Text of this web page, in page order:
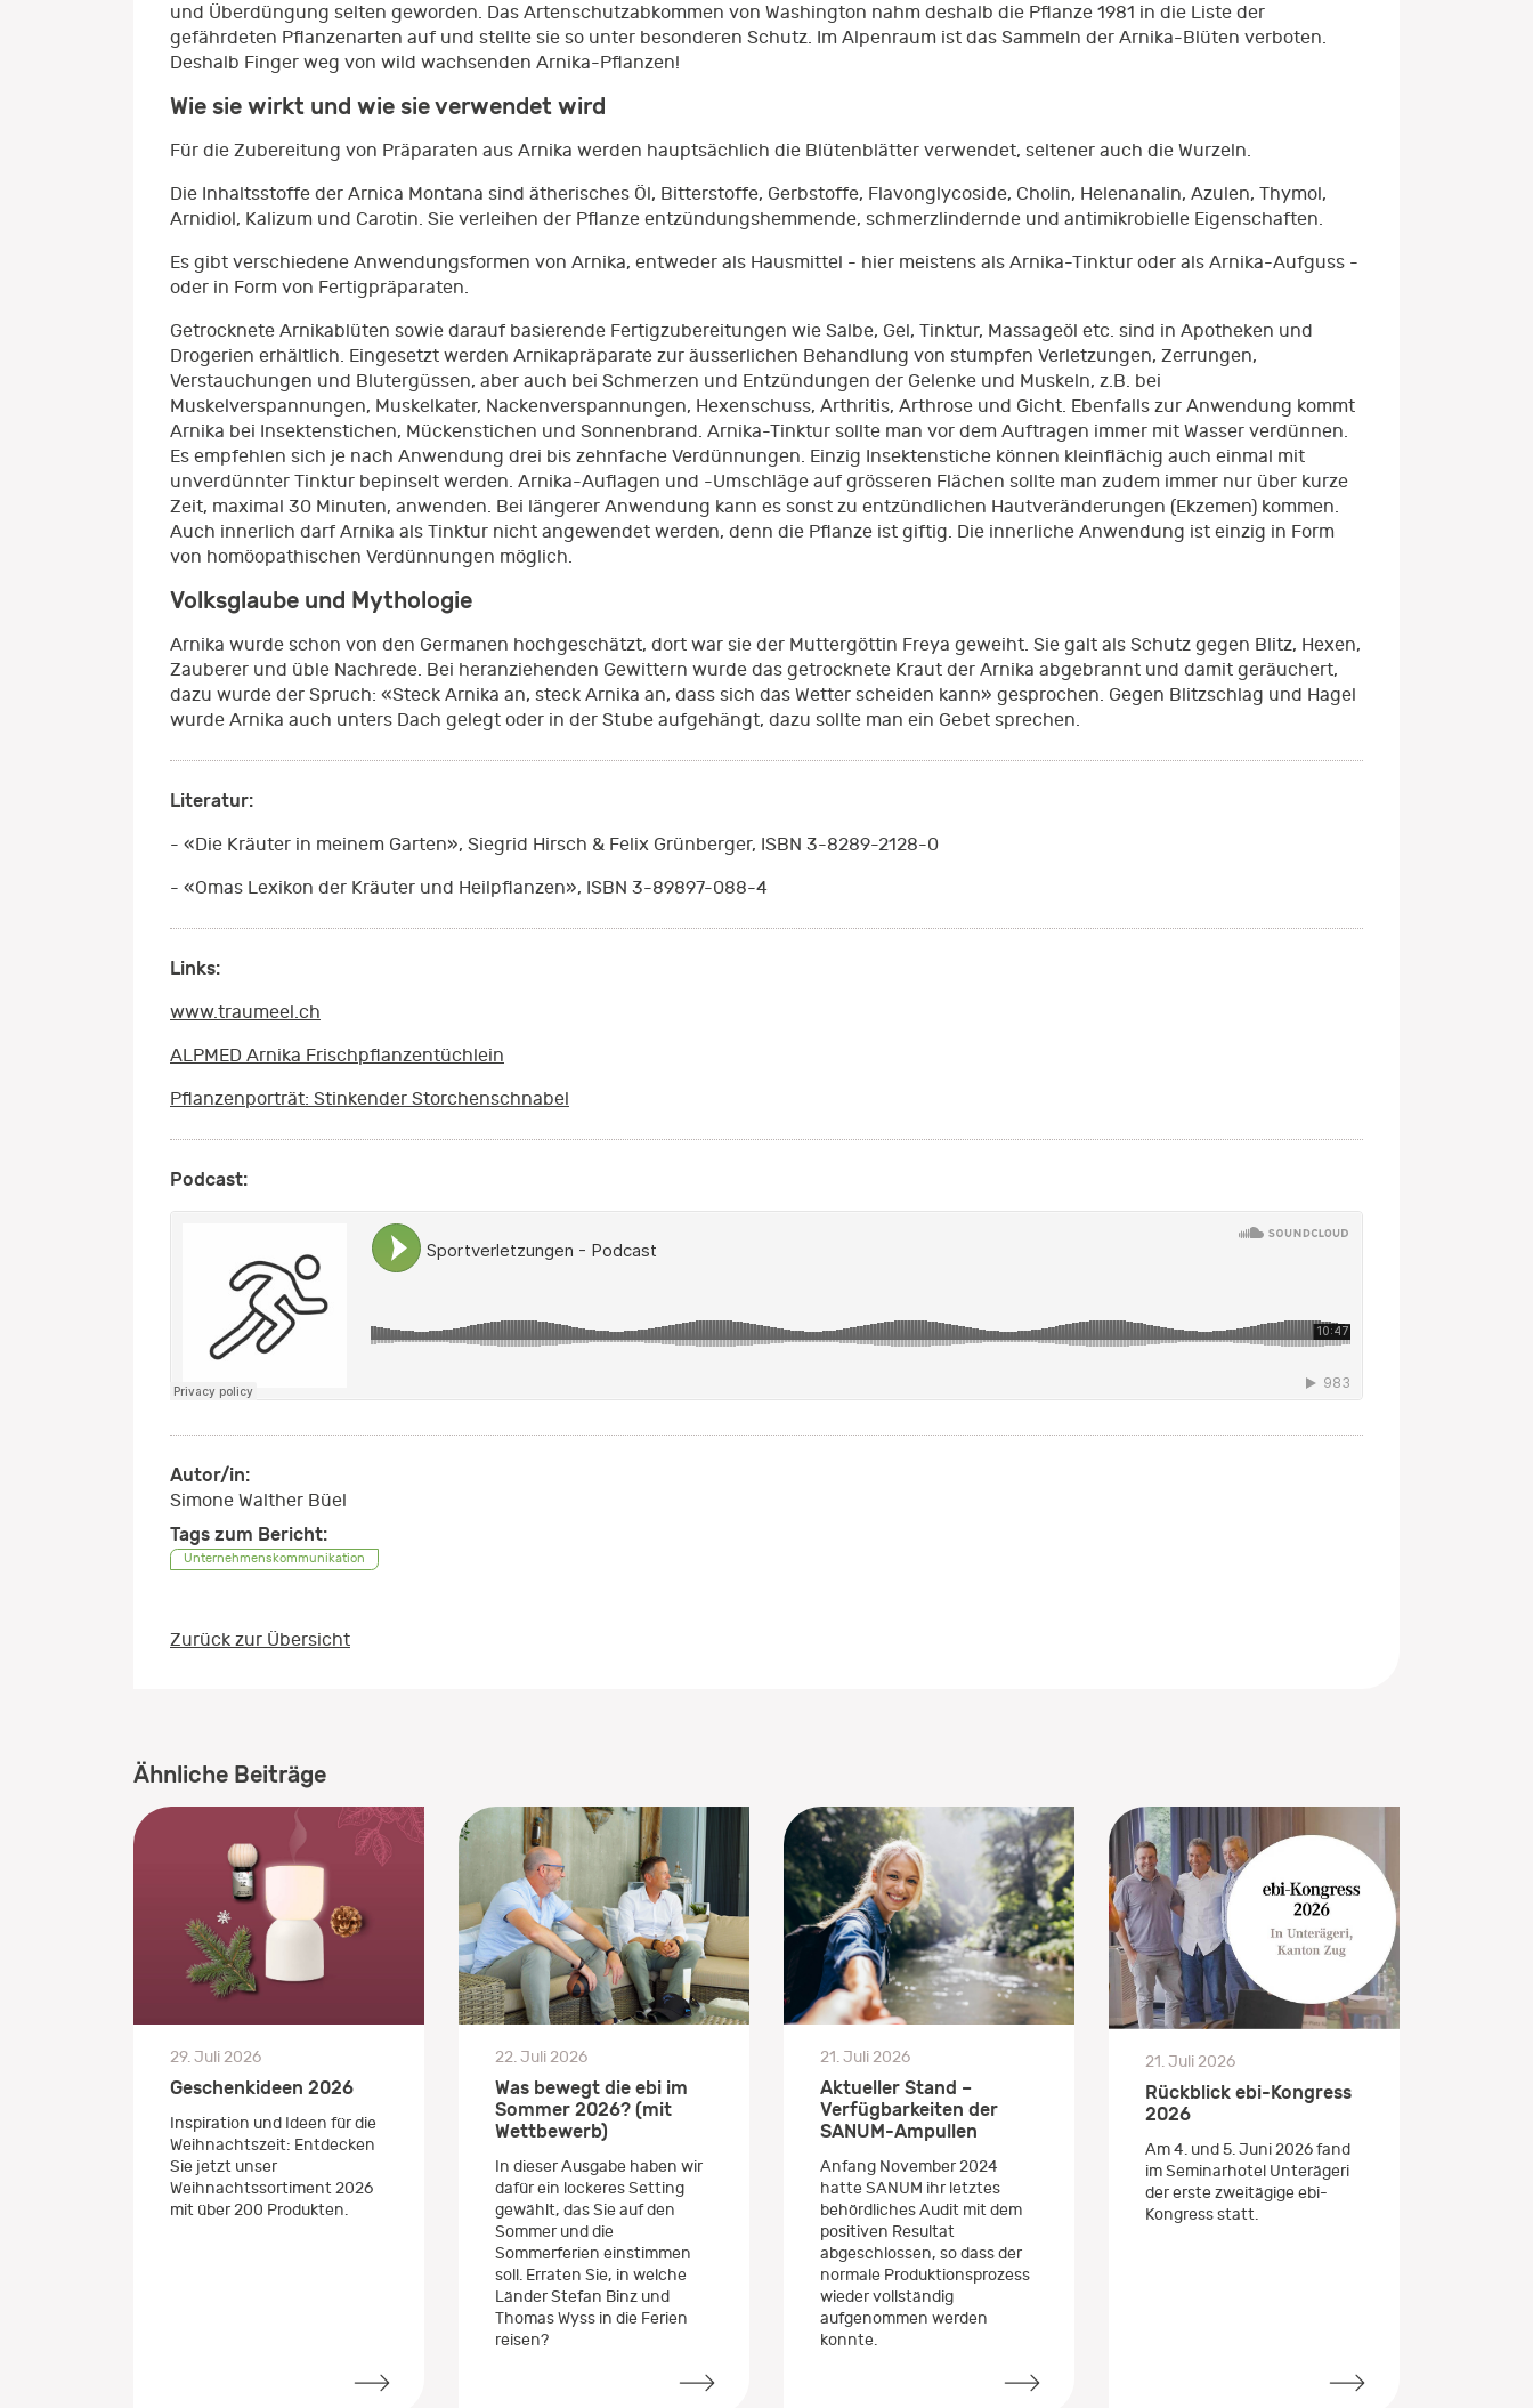
und Überdüngung selten geworden. Das Artenschutzabkommen von Washington nahm deshalb die Pflanze 1981 in die Liste der
gefährdeten Pflanzenarten auf und stellte sie so unter besonderen Schutz. Im Alpenraum ist das Sammeln der Arnika-Blüten verboten.
Deshalb Finger weg von wild wachsenden Arnika-Pflanzen!
Wie sie wirkt und wie sie verwendet wird
Für die Zubereitung von Präparaten aus Arnika werden hauptsächlich die Blütenblätter verwendet, seltener auch die Wurzeln.
Die Inhaltsstoffe der Arnica Montana sind ätherisches Öl, Bitterstoffe, Gerbstoffe, Flavonglycoside, Cholin, Helenanalin, Azulen, Thymol,
Arnidiol, Kalizum und Carotin. Sie verleihen der Pflanze entzündungshemmende, schmerzlindernde und antimikrobielle Eigenschaften.
Es gibt verschiedene Anwendungsformen von Arnika, entweder als Hausmittel - hier meistens als Arnika-Tinktur oder als Arnika-Aufguss -
oder in Form von Fertigpräparaten.
Getrocknete Arnikablüten sowie darauf basierende Fertigzubereitungen wie Salbe, Gel, Tinktur, Massageöl etc. sind in Apotheken und
Drogerien erhältlich. Eingesetzt werden Arnikapräparate zur äusserlichen Behandlung von stumpfen Verletzungen, Zerrungen,
Verstauchungen und Blutergüssen, aber auch bei Schmerzen und Entzündungen der Gelenke und Muskeln, z.B. bei
Muskelverspannungen, Muskelkater, Nackenverspannungen, Hexenschuss, Arthritis, Arthrose und Gicht. Ebenfalls zur Anwendung kommt
Arnika bei Insektenstichen, Mückenstichen und Sonnenbrand. Arnika-Tinktur sollte man vor dem Auftragen immer mit Wasser verdünnen.
Es empfehlen sich je nach Anwendung drei bis zehnfache Verdünnungen. Einzig Insektenstiche können kleinflächig auch einmal mit
unverdünnter Tinktur bepinselt werden. Arnika-Auflagen und -Umschläge auf grösseren Flächen sollte man zudem immer nur über kurze
Zeit, maximal 30 Minuten, anwenden. Bei längerer Anwendung kann es sonst zu entzündlichen Hautveränderungen (Ekzemen) kommen.
Auch innerlich darf Arnika als Tinktur nicht angewendet werden, denn die Pflanze ist giftig. Die innerliche Anwendung ist einzig in Form
von homöopathischen Verdünnungen möglich.
Volksglaube und Mythologie
Arnika wurde schon von den Germanen hochgeschätzt, dort war sie der Muttergöttin Freya geweiht. Sie galt als Schutz gegen Blitz, Hexen,
Zauberer und üble Nachrede. Bei heranziehenden Gewittern wurde das getrocknete Kraut der Arnika abgebrannt und damit geräuchert,
dazu wurde der Spruch: «Steck Arnika an, steck Arnika an, dass sich das Wetter scheiden kann» gesprochen. Gegen Blitzschlag und Hagel
wurde Arnika auch unters Dach gelegt oder in der Stube aufgehängt, dazu sollte man ein Gebet sprechen.
Literatur:
- «Die Kräuter in meinem Garten», Siegrid Hirsch & Felix Grünberger, ISBN 3-8289-2128-0
- «Omas Lexikon der Kräuter und Heilpflanzen», ISBN 3-89897-088-4
Links:
www.traumeel.ch
ALPMED Arnika Frischpflanzentüchlein
Pflanzenporträt: Stinkender Storchenschnabel
Podcast:
Autor/in:
Simone Walther Büel
Tags zum Bericht:
Unternehmenskommunikation
Zurück zur Übersicht
Ähnliche Beiträge
29. Juli 2026
Geschenkideen 2026
Inspiration und Ideen für die
Weihnachtszeit: Entdecken
Sie jetzt unser
Weihnachtssortiment 2026
mit über 200 Produkten.
22. Juli 2026
Was bewegt die ebi im
Sommer 2026? (mit
Wettbewerb)
In dieser Ausgabe haben wir
dafür ein lockeres Setting
gewählt, das Sie auf den
Sommer und die
Sommerferien einstimmen
soll. Erraten Sie, in welche
Länder Stefan Binz und
Thomas Wyss in die Ferien
reisen?
21. Juli 2026
Aktueller Stand –
Verfügbarkeiten der
SANUM-Ampullen
Anfang November 2024
hatte SANUM ihr letztes
behördliches Audit mit dem
positiven Resultat
abgeschlossen, so dass der
normale Produktionsprozess
wieder vollständig
aufgenommen werden
konnte.
21. Juli 2026
Rückblick ebi-Kongress
2026
Am 4. und 5. Juni 2026 fand
im Seminarhotel Unterägeri
der erste zweitägige ebi-
Kongress statt.